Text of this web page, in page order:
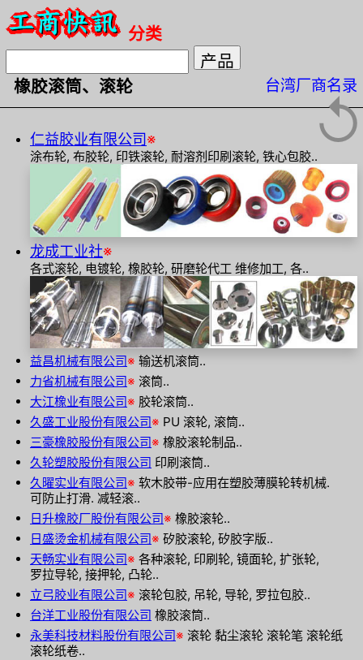
分类
橡胶滚筒、滚轮 台湾厂商名录
仁益胶业有限公司※
涂布轮, 布胶轮, 印铁滚轮, 耐溶剂印刷滚轮, 铁心包胶..
龙成工业社※
各式滚轮, 电镀轮, 橡胶轮, 研磨轮代工 维修加工, 各..
益昌机械有限公司※ 输送机滚筒..
力省机械有限公司※ 滚筒..
大江橡业有限公司※ 胶轮滚筒..
久盛工业股份有限公司※ PU 滚轮, 滚筒..
三豪橡胶股份有限公司※ 橡胶滚轮制品..
久轮塑胶股份有限公司 印刷滚筒..
久曜实业有限公司※ 软木胶带-应用在塑胶薄膜轮转机械.
可防止打滑. 减轻滚..
日升橡胶厂股份有限公司※ 橡胶滚轮..
日盛烫金机械有限公司※ 矽胶滚轮, 矽胶字版..
天畅实业有限公司※ 各种滚轮, 印刷轮, 镜面轮, 扩张轮,
罗拉导轮, 接押轮, 凸轮..
立弓胶业有限公司※ 滚轮包胶, 吊轮, 导轮, 罗拉包胶..
台洋工业股份有限公司 橡胶滚筒..
永美科技材料股份有限公司※ 滚轮 黏尘滚轮 滚轮笔 滚轮纸
滚轮纸卷..
↺